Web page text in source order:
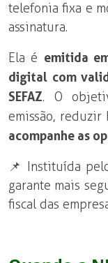
telefonia fixa e
assinatura.
Ela é emitida
digital com
SEFAZ. O
emissão,
acompanhe as
📌 Instituída
garante mais
fiscal das